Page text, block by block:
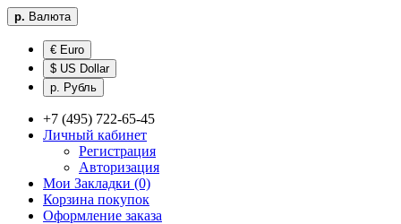
р. Валюта
€ Euro
$ US Dollar
р. Рубль
+7 (495) 722-65-45
Личный кабинет
Регистрация
Авторизация
Мои Закладки (0)
Корзина покупок
Оформление заказа